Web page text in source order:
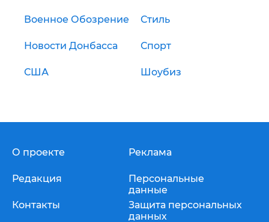
Военное Обозрение Стиль
Новости Донбасса Спорт
США Шоубиз
О проекте
Редакция
Контакты
Реклама
Персональные
данные
Защита персональных
данных